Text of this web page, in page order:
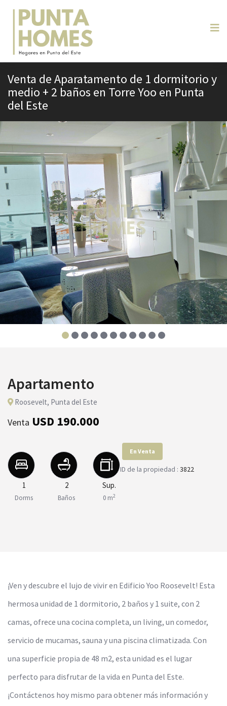
Venta de Aparatamento de 1 dormitorio y
medio + 2 baños en Torre Yoo en Punta
del Este
Apartamento
Roosevelt, Punta del Este
Venta USD 190.000
1
Dorms
2
Baños
Sup.
0 m2
En Venta
ID de la propiedad : 3822
¡Ven y descubre el lujo de vivir en Edificio Yoo Roosevelt! Esta
hermosa unidad de 1 dormitorio, 2 baños y 1 suite, con 2
camas, ofrece una cocina completa, un living, un comedor,
servicio de mucamas, sauna y una piscina climatizada. Con
una superficie propia de 48 m2, esta unidad es el lugar
perfecto para disfrutar de la vida en Punta del Este.
¡Contáctenos hoy mismo para obtener más información y